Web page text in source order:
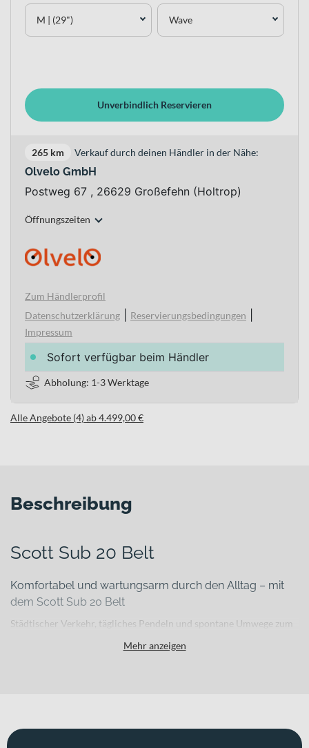
M | (29") Wave
Unverbindlich Reservieren
265 km Verkauf durch deinen Händler in der Nähe:
Olvelo GmbH
Postweg 67 , 26629 Großefehn (Holtrop)
Öffnungszeiten
Zum Händlerprofil
Datenschutzerklärung
Reservierungsbedingungen
Impressum
Sofort verfügbar beim Händler
Abholung: 1-3 Werktage
Alle Angebote (4) ab 4.499,00 €
Beschreibung
Scott Sub 20 Belt
Komfortabel und wartungsarm durch den Alltag – mit
dem Scott Sub 20 Belt
Städtischer Verkehr, tägliches Pendeln und spontane Umwege zum
verlassen kannst. Das Scott Sub 20 Belt wurde genau für diese
Mehr anzeigen